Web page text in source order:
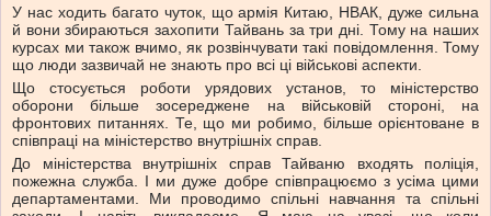
У нас ходить багато чуток, що армія Китаю, НВАК, дуже сильна
й вони збираються захопити Тайвань за три дні. Тому на наших
курсах ми також вчимо, як розвінчувати такі повідомлення. Тому
що люди зазвичай не знають про всі ці військові аспекти.
Що стосується роботи урядових установ, то міністерство
оборони більше зосереджене на військовій стороні, на
фронтових питаннях. Те, що ми робимо, більше орієнтоване в
співпраці на міністерство внутрішніх справ.
До міністерства внутрішніх справ Тайваню входять поліція,
пожежна служба. І ми дуже добре співпрацюємо з усіма цими
департаментами. Ми проводимо спільні навчання та спільні